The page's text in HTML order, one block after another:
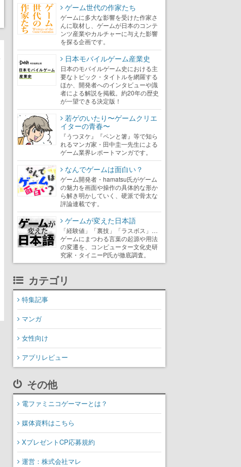
ゲーム世代の作家たち
ゲームに多大な影響を受けた作家さ
んに取材し、ゲームが日本のコンテ
ンツ産業やカルチャーに与えた影響
を探る企画です。
日本モバイルゲーム産業史
日本のモバイルゲーム史における主
要なトピック・タイトルを網羅する
ほか、開発者へのインタビューや識
者による解説を掲載。約20年の歴史
が一望できる決定版！
若ゲのいたり〜ゲームクリエ
イターの青春〜
『うつヌケ』『ペンと箸』等で知ら
れるマンガ家・田中圭一先生による
ゲーム業界レポートマンガです。
なんでゲームは面白い？
ゲーム開発者・hamatsu氏がゲーム
の魅力を画面や操作の具体的な形か
ら解き明かしていく、硬派で骨太な
評論連載です。
ゲームが変えた日本語
「経験値」「裏技」「ラスボス」…
ゲームにまつわる言葉の起源や用法
の変遷を、コンピューター文化史研
究家・タイニーP氏が徹底調査。
カテゴリ
特集記事
マンガ
女性向け
アプリレビュー
その他
電ファミニコゲーマーとは？
媒体資料はこちら
XプレゼントCP応募規約
運営：株式会社マレ